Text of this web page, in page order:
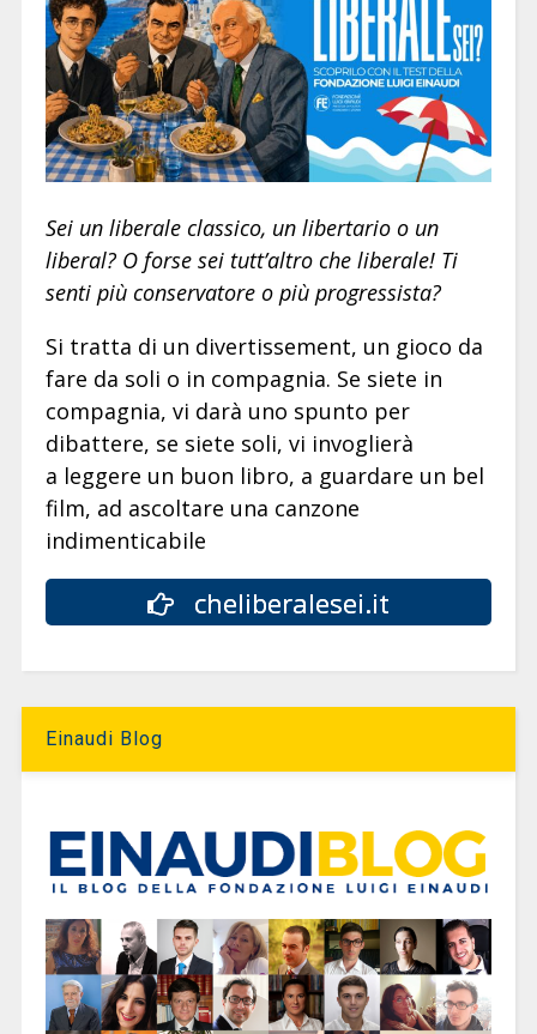
Sei un liberale classico, un libertario o un
liberal? O forse sei tutt’altro che liberale! Ti
senti più conservatore o più progressista?
Si tratta di un divertissement, un gioco da
fare da soli o in compagnia. Se siete in
compagnia, vi darà uno spunto per
dibattere, se siete soli, vi invoglierà
a leggere un buon libro, a guardare un bel
film, ad ascoltare una canzone
indimenticabile
cheliberalesei.it
Einaudi Blog